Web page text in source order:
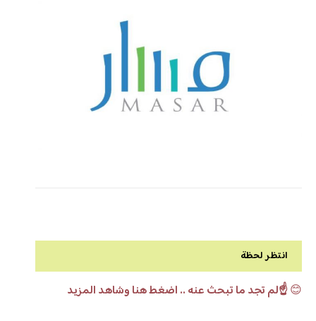
انتظر لحظة
😊☝️لم تجد ما تبحث عنه .. اضغط هنا وشاهد المزيد